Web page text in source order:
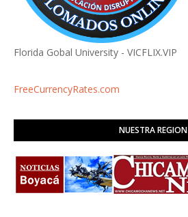
Florida Gobal University - VICFLIX.VIP
FreeCurrencyRates.com
NUESTRA REGION